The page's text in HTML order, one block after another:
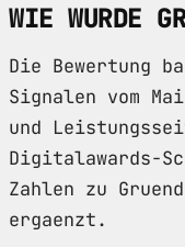
WIE WURDE
Die Bewertung
Signalen vom
und
Digitalawards-
Zahlen zu
ergaenzt.